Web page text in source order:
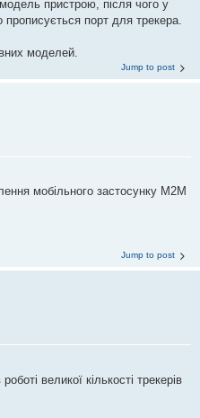
пристрою, після чого у
порт для трекера.
моделей.
Jump to post
мобільного застосунку M2M
Jump to post
великої кількості трекерів